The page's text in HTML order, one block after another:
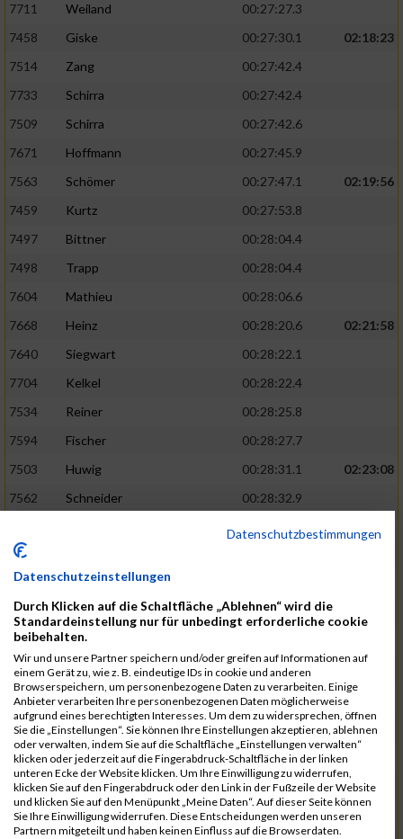
7711
Weiland
00:27:27.3
7458
Giske 00:27:30.1
02:18:23
7514
Zang
00:27:42.4
7733
Schirra
00:27:42.4
7509
Schirra
00:27:42.6
7671
Hoffmann
00:27:45.9
7563
Schömer 00:27:47.1
02:19:56
7459
Kurtz
00:27:53.8
7497
Bittner
00:28:04.4
7498
Trapp
00:28:04.4
7604
Mathieu
00:28:06.6
7668
Heinz 00:28:20.6
02:21:58
7640
Siegwart
00:28:22.1
7704
Kelkel
00:28:22.4
7534
Reiner
00:28:25.8
7594
Fischer
00:28:27.7
7503
Huwig 00:28:31.1
02:23:08
7562
Schneider
00:28:32.9
00:28:33.9
7463
7540
Altmeyer
7712
Welter 00:28:53.6
7670
Hensel
7507
Pingen
00:29:23.4
7730
Planta
00:29:23.6
7641
Heit
00:29:24.1
7682
Klein 00:29:34.6
02:28:48
7732
Samson
00:29:36.6
7544
Faltenbacher
00:29:46.5
Datenschutzbestimmungen
Datenschutzeinstellungen
Durch Klicken auf die Schaltfläche „Ablehnen“ wird die
Standardeinstellung nur für unbedingt erforderliche cookie
beibehalten.
Wir und unsere Partner speichern und/oder greifen auf Informationen auf
einem Gerät zu, wie z. B. eindeutige IDs in cookie und anderen
Browserspeichern, um personenbezogene Daten zu verarbeiten. Einige
Anbieter verarbeiten Ihre personenbezogenen Daten möglicherweise
aufgrund eines berechtigten Interesses. Um dem zu widersprechen, öffnen
Sie die „Einstellungen“. Sie können Ihre Einstellungen akzeptieren, ablehnen
oder verwalten, indem Sie auf die Schaltfläche „Einstellungen verwalten“
klicken oder jederzeit auf die Fingerabdruck-Schaltfläche in der linken
unteren Ecke der Website klicken. Um Ihre Einwilligung zu widerrufen,
klicken Sie auf den Fingerabdruck oder den Link in der Fußzeile der Website
und klicken Sie auf den Menüpunkt „Meine Daten“. Auf dieser Seite können
Sie Ihre Einwilligung widerrufen. Diese Entscheidungen werden unseren
Partnern mitgeteilt und haben keinen Einfluss auf die Browserdaten.